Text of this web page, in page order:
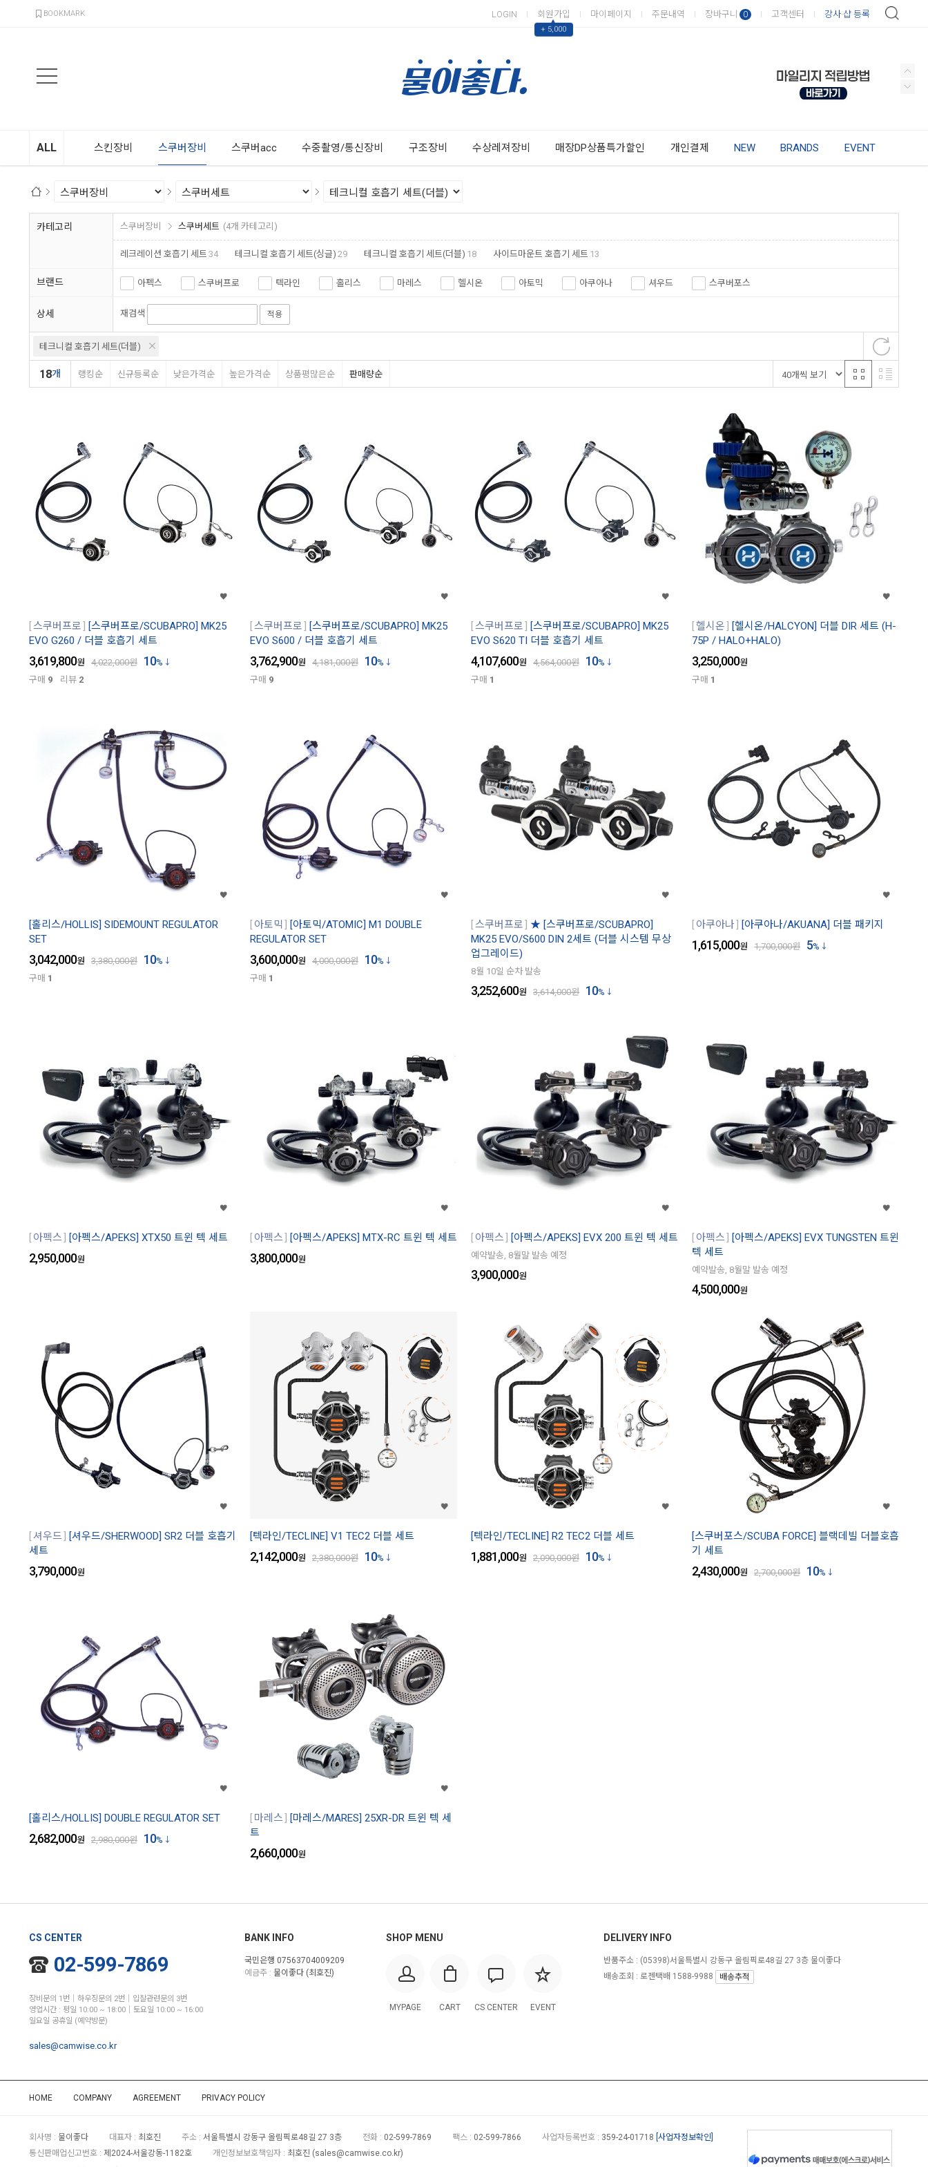
BOOKMARK LOGIN 회원가입
▲
+ 5,000
마이페이지 주문내역 장바구니 0 고객센터 강사·샵 등록
ALL 스킨장비 스쿠버장비 스쿠버acc 수중촬영/통신장비 구조장비 수상레져장비 매장DP상품특가할인 개인결제 NEW BRANDS EVENT
카테고리 스쿠버장비 스쿠버세트 (4개 카테고리)
레크레이션 호흡기 세트 34 테크니컬 호흡기 세트(싱글) 29 테크니컬 호흡기 세트(더블) 18 사이드마운트 호흡기 세트 13
브랜드 아펙스 스쿠버프로 텍라인 홀리스 마레스 헬시온 아토믹 아쿠아나 셔우드 스쿠버포스
상세 재검색 적용
테크니컬 호흡기 세트(더블)
18개 랭킹순 신규등록순 낮은가격순 높은가격순 상품평많은순 판매량순
스쿠버프로
[스쿠버프로/SCUBAPRO] MK25
EVO G260 / 더블 호흡기 세트
3,619,800원 4,022,000원 10%
구매 9 리뷰 2
스쿠버프로
[스쿠버프로/SCUBAPRO] MK25
EVO S600 / 더블 호흡기 세트
3,762,900원 4,181,000원 10%
구매 9
스쿠버프로
[스쿠버프로/SCUBAPRO] MK25
EVO S620 TI 더블 호흡기 세트
4,107,600원 4,564,000원 10%
구매 1
헬시온
[헬시온/HALCYON] 더블 DIR 세트 (H-
75P / HALO+HALO)
3,250,000원
구매 1
[홀리스/HOLLIS] SIDEMOUNT REGULATOR
SET
3,042,000원 3,380,000원 10%
구매 1
아토믹
[아토믹/ATOMIC] M1 DOUBLE
REGULATOR SET
3,600,000원 4,000,000원 10%
구매 1
스쿠버프로
★ [스쿠버프로/SCUBAPRO]
MK25 EVO/S600 DIN 2세트 (더블 시스템 무상
업그레이드)
8월 10일 순차 발송
3,252,600원 3,614,000원 10%
아쿠아나 [아쿠아나/AKUANA] 더블 패키지
1,615,000원 1,700,000원 5%
아펙스 [아펙스/APEKS] XTX50 트윈 텍 세트
2,950,000원
아펙스 [아펙스/APEKS] MTX-RC 트윈 텍 세트
3,800,000원
아펙스 [아펙스/APEKS] EVX 200 트윈 텍 세트
예약발송, 8월말 발송 예정
3,900,000원
아펙스
[아펙스/APEKS] EVX TUNGSTEN 트윈
텍 세트
예약발송, 8월말 발송 예정
4,500,000원
셔우드
[셔우드/SHERWOOD] SR2 더블 호흡기
세트
3,790,000원
[텍라인/TECLINE] V1 TEC2 더블 세트
2,142,000원 2,380,000원 10%
[텍라인/TECLINE] R2 TEC2 더블 세트
1,881,000원 2,090,000원 10%
[스쿠버포스/SCUBA FORCE] 블랙데빌 더블호흡
기 세트
2,430,000원 2,700,000원 10%
[홀리스/HOLLIS] DOUBLE REGULATOR SET
2,682,000원 2,980,000원 10%
마레스
[마레스/MARES] 25XR-DR 트윈 텍 세
트
2,660,000원
CS CENTER
02-599-7869
장비문의 1번│하우징문의 2번│입찰관련문의 3번
영업시간 : 평일 10:00 ~ 18:00│토요일 10:00 ~ 16:00
일요일 공휴일 (예약방문)
sales@camwise.co.kr
BANK INFO
국민은행 07563704009209
예금주 : 물이좋다 (최호진)
SHOP MENU
MYPAGE CART CS CENTER EVENT
DELIVERY INFO
반품주소 : (05398)서울특별시 강동구 올림픽로48길 27 3층 물이좋다
배송조회 : 로젠택배 1588-9988
배송추적
HOME COMPANY AGREEMENT PRIVACY POLICY
회사명 : 물이좋다 대표자 : 최호진 주소 : 서울특별시 강동구 올림픽로48길 27 3층 전화 : 02-599-7869 팩스 : 02-599-7866 사업자등록번호 : 359-24-01718 [사업자정보확인]
통신판매업신고번호 : 제2024-서울강동-1182호 개인정보보호책임자 : 최호진 (sales@camwise.co.kr)